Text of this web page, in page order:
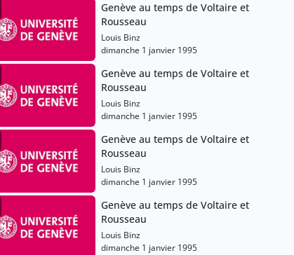
Genève au temps de Voltaire et
Rousseau
Louis Binz
dimanche 1 janvier 1995
Genève au temps de Voltaire et
Rousseau
Louis Binz
dimanche 1 janvier 1995
Genève au temps de Voltaire et
Rousseau
Louis Binz
dimanche 1 janvier 1995
Genève au temps de Voltaire et
Rousseau
Louis Binz
dimanche 1 janvier 1995